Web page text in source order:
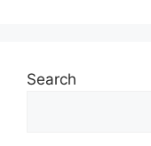
Search